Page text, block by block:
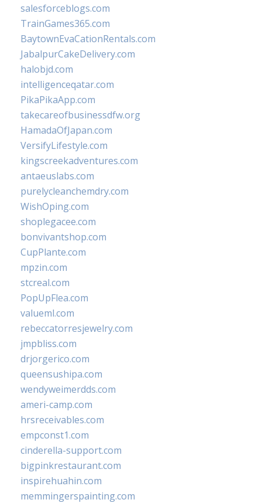
salesforceblogs.com
TrainGames365.com
BaytownEvaCationRentals.com
JabalpurCakeDelivery.com
halobjd.com
intelligenceqatar.com
PikaPikaApp.com
takecareofbusinessdfw.org
HamadaOfJapan.com
VersifyLifestyle.com
kingscreekadventures.com
antaeuslabs.com
purelycleanchemdry.com
WishOping.com
shoplegacee.com
bonvivantshop.com
CupPlante.com
mpzin.com
stcreal.com
PopUpFlea.com
valueml.com
rebeccatorresjewelry.com
jmpbliss.com
drjorgerico.com
queensushipa.com
wendyweimerdds.com
ameri-camp.com
hrsreceivables.com
empconst1.com
cinderella-support.com
bigpinkrestaurant.com
inspirehuahin.com
memmingerspainting.com